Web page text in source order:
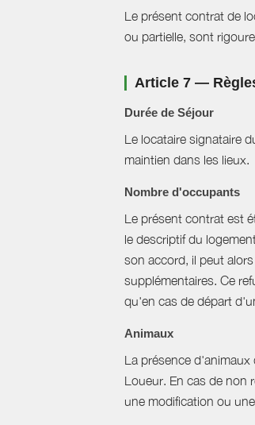
Le présent contrat de
ou partielle, sont
Article 7 —
Durée de Séjour
Le locataire signataire
maintien dans les lieux.
Nombre d'occupants
Le présent contrat est
le descriptif du
son accord, il peut
supplémentaires. Ce
qu'en cas de départ
Animaux
La présence
Loueur. En cas de non
une modification ou